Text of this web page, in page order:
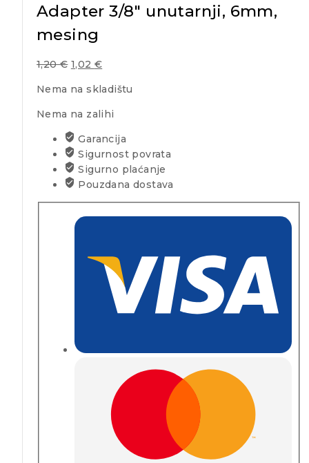
Adapter 3/8″ unutarnji, 6mm,
mesing
1,20€ 1,02 €
Nema na skladištu
Nema na zalihi
Garancija
Sigurnost povrata
Sigurno plaćanje
Pouzdana dostava